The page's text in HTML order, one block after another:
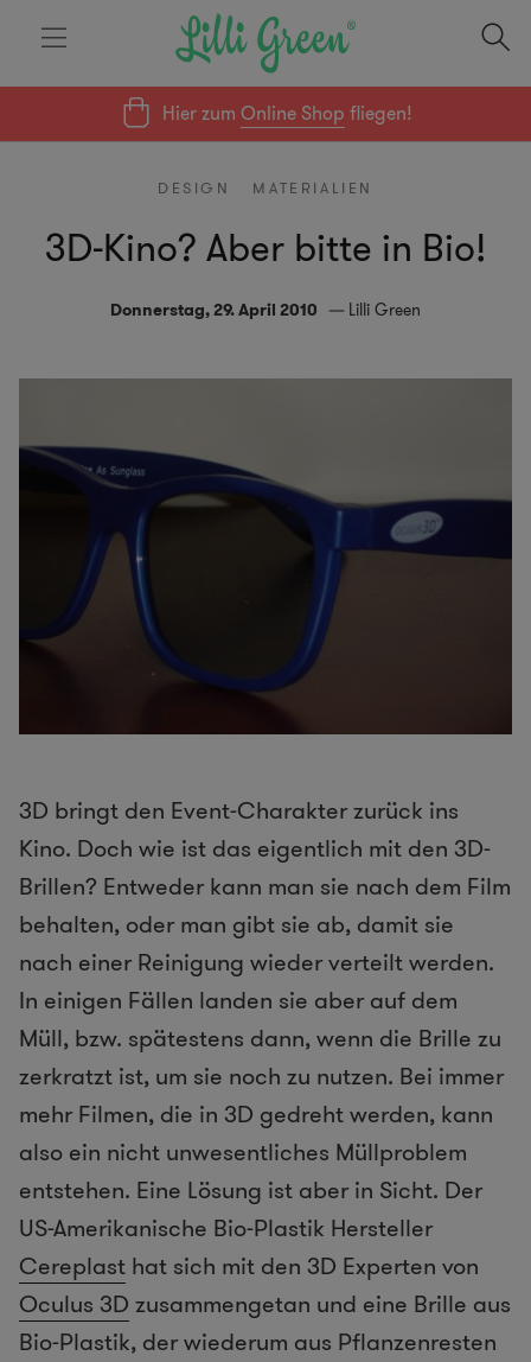
Hier zumOnline Shop fliegen!
DESIGN MATERIALIEN
3D-Kino? Aber bitte in Bio!
Donnerstag, 29. April 2010 Lilli Green
3D bringt den Event-Charakter zurück ins
Kino. Doch wie ist das eigentlich mit den 3D-
Brillen? Entweder kann man sie nach dem Film
behalten, oder man gibt sie ab, damit sie
nach einer Reinigung wieder verteilt werden.
In einigen Fällen landen sie aber auf dem
Müll, bzw. spätestens dann, wenn die Brille zu
zerkratzt ist, um sie noch zu nutzen. Bei immer
mehr Filmen, die in 3D gedreht werden, kann
also ein nicht unwesentliches Müllproblem
entstehen. Eine Lösung ist aber in Sicht. Der
US-Amerikanische Bio-Plastik Hersteller
Cereplast hat sich mit den 3D Experten von
Oculus 3D zusammengetan und eine Brille aus
Bio-Plastik, der wiederum aus Pflanzenresten